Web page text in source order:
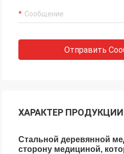
Отправить
ХАРАКТЕР ПРОДУКЦИИ
Стальной деревянной
сторону медициной,